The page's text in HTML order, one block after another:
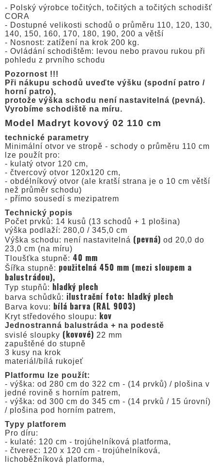
- Polský výrobce točitých, točitých a točitých schodišť
CORA
- Dostupné velikosti schodů o průměru 110, 120, 130,
140, 150, 160, 170, 180, 190, 200 a větší
- Nosnost: zatížení na krok 200 kg.
- Ovládání schodištěm: levou nebo pravou rukou při
pohledu z prvního schodu
Pozornost !!!
Při nákupu schodů uveďte výšku (spodní patro /
horní patro),
protože výška schodu není nastavitelná (pevná).
Vyrobíme schodiště na míru.
Model Madryt kovový 02 110 cm
technické parametry
Minimální otvor ve stropě - schody o průměru 110 cm
lze použít pro:
- kulatý otvor 120 cm,
- čtvercový otvor 120x120 cm,
- obdélníkový otvor (ale kratší strana je o 10 cm větší
než průměr schodu)
- přímo sousedí s mezipatrem
Technický popis
Počet prvků: 14 kusů (13 schodů + 1 plošina)
výška podlaží: 280,0 / 345,0 cm
Výška schodu: není nastavitelná (pevná) od 20,0 do
23,0 cm (na míru)
Tloušťka stupně: 40 mm
Šířka stupně: použitelná 450 mm (mezi sloupem a
balustrádou),
Typ stupňů: hladký plech
barva schůdků: ilustrační foto: hladký plech
Barva kovu: bílá barva (RAL 9003)
Kryt středového sloupu: kov
Jednostranná balustráda + na podestě
svislé sloupky (kovové) 22 mm
zapuštěné do stupně
3 kusy na krok
materiál/bílá rukojeť
Platformu lze použít:
- výška: od 280 cm do 322 cm - (14 prvků) / plošina v
jedné rovině s horním patrem,
- výška: od 300 cm do 345 cm - (14 prvků / 15 úrovní)
/ plošina pod horním patrem,
Typy platforem
Pro díru:
- kulaté: 120 cm - trojúhelníková platforma,
- čtverec: 120 x 120 cm - trojúhelníková,
lichoběžníková platforma,